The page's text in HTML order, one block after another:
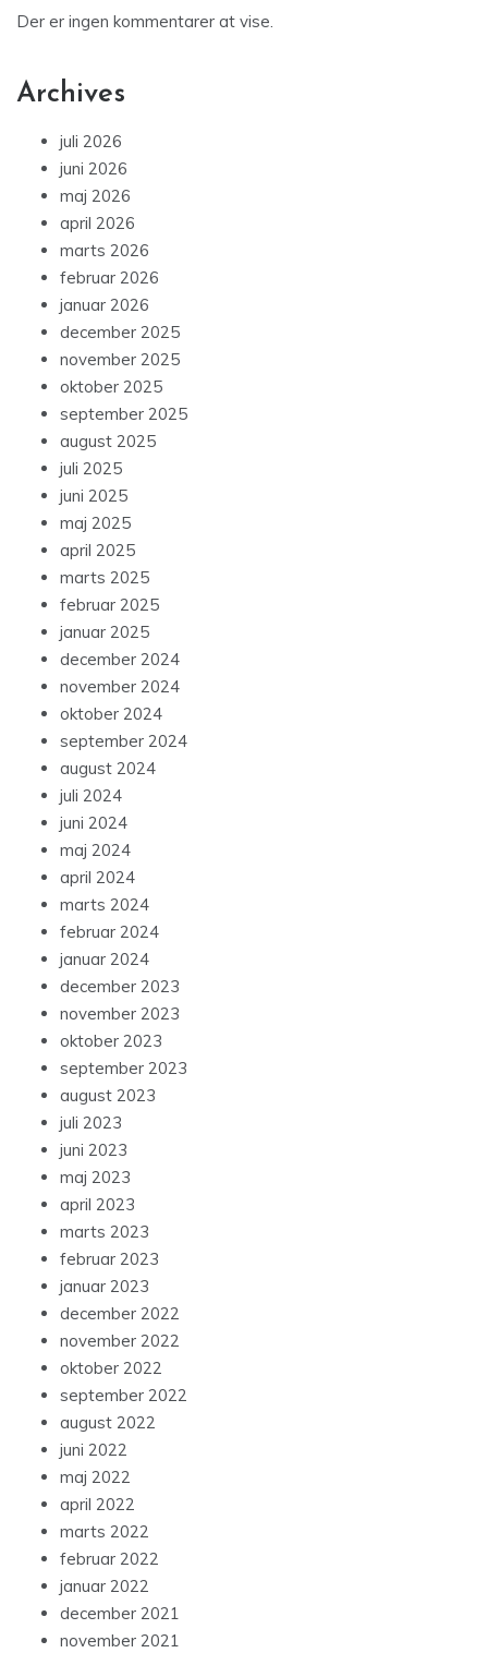
Der er ingen kommentarer at vise.
Archives
juli 2026
juni 2026
maj 2026
april 2026
marts 2026
februar 2026
januar 2026
december 2025
november 2025
oktober 2025
september 2025
august 2025
juli 2025
juni 2025
maj 2025
april 2025
marts 2025
februar 2025
januar 2025
december 2024
november 2024
oktober 2024
september 2024
august 2024
juli 2024
juni 2024
maj 2024
april 2024
marts 2024
februar 2024
januar 2024
december 2023
november 2023
oktober 2023
september 2023
august 2023
juli 2023
juni 2023
maj 2023
april 2023
marts 2023
februar 2023
januar 2023
december 2022
november 2022
oktober 2022
september 2022
august 2022
juni 2022
maj 2022
april 2022
marts 2022
februar 2022
januar 2022
december 2021
november 2021